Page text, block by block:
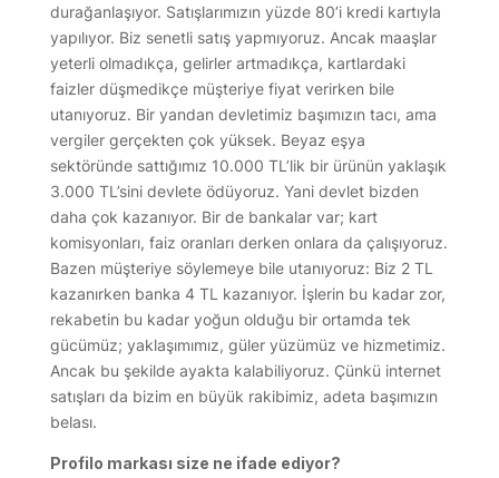
durağanlaşıyor. Satışlarımızın yüzde 80’i kredi kartıyla
yapılıyor. Biz senetli satış yapmıyoruz. Ancak maaşlar
yeterli olmadıkça, gelirler artmadıkça, kartlardaki
faizler düşmedikçe müşteriye fiyat verirken bile
utanıyoruz. Bir yandan devletimiz başımızın tacı, ama
vergiler gerçekten çok yüksek. Beyaz eşya
sektöründe sattığımız 10.000 TL’lik bir ürünün yaklaşık
3.000 TL’sini devlete ödüyoruz. Yani devlet bizden
daha çok kazanıyor. Bir de bankalar var; kart
komisyonları, faiz oranları derken onlara da çalışıyoruz.
Bazen müşteriye söylemeye bile utanıyoruz: Biz 2 TL
kazanırken banka 4 TL kazanıyor. İşlerin bu kadar zor,
rekabetin bu kadar yoğun olduğu bir ortamda tek
gücümüz; yaklaşımımız, güler yüzümüz ve hizmetimiz.
Ancak bu şekilde ayakta kalabiliyoruz. Çünkü internet
satışları da bizim en büyük rakibimiz, adeta başımızın
belası.
Profilo markası size ne ifade ediyor?